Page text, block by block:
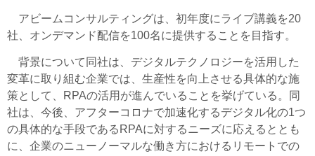
アビームコンサルティングは、初年度にライブ講義を20
社、オンデマンド配信を100名に提供することを目指す。
背景について同社は、デジタルテクノロジーを活用した
変革に取り組む企業では、生産性を向上させる具体的な施
策として、RPAの活用が進んでいることを挙げている。同
社は、今後、アフターコロナで加速化するデジタル化の1つ
の具体的な手段であるRPAに対するニーズに応えるととも
に、企業のニューノーマルな働き方におけるリモートでの